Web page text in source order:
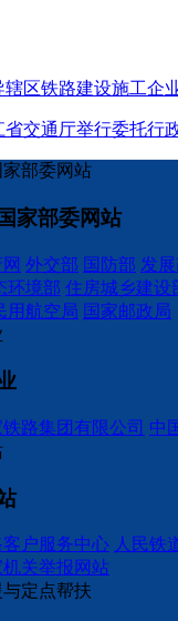
辖区铁路建设施工
交通厅举行委托行
部委网站
家部委网站
外交部 国防部 发
环境部 住房城乡建设
用航空局 国家邮政局
路集团有限公司 中
户服务中心 人民铁
关举报网站
定点帮扶